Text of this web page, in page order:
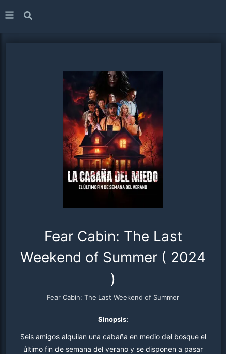
Fear Cabin: The Last
Weekend of Summer ( 2024
)
Fear Cabin: The Last Weekend of Summer
Sinopsis:
Seis amigos alquilan una cabaña en medio del bosque el
último fin de semana del verano y se disponen a pasar